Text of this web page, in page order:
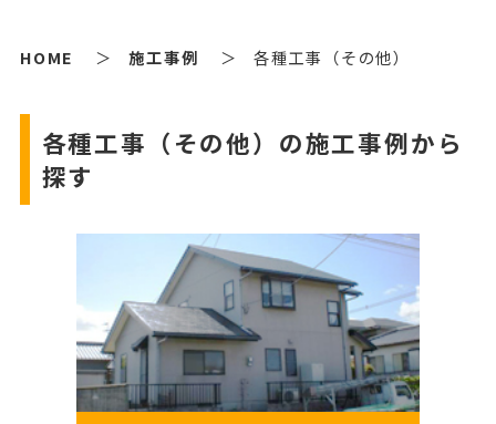
HOME 施工事例 各種工事（その他）
各種工事（その他）の施工事例から
探す